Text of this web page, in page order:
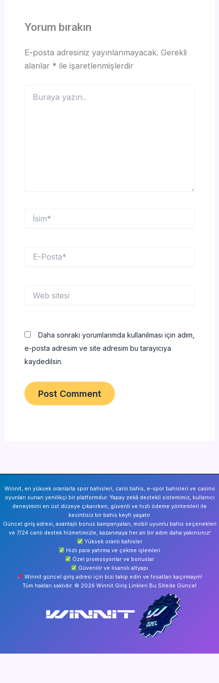
Yorum bırakın
E-posta adresiniz yayınlanmayacak. Gerekli
alanlar * ile işaretlenmişlerdir
yazın..
İsim*
Posta*
sitesi
Daha sonraki yorumlarımda kullanılması için adım,
e-posta adresim ve site adresim bu tarayıcıya
kaydedilsin.
Winnit, en yüksek oranlarla spor bahisleri, canlı bahis, e-spor bahisleri ve casino
oyunları sunan yenilikçi bir platformdur. Yapay zekâ destekli sistemimiz, kullanıcı
deneyimini en üst düzeye çıkarırken, güvenli ve hızlı ödeme yöntemleri ile
kesintisiz bir bahis keyfi yaşatır.
Güncel giriş adresi, avantajlı bonus kampanyaları, mobil uyumlu bahis seçenekleri
ve 7/24 canlı destek hizmetimizle, kazanmaya her an bir adım daha yakınsınız!
Yüksek oranlı bahisler
Hızlı para yatırma ve çekme işlemleri
Özel promosyonlar ve bonuslar
Güvenilir ve lisanslı altyapı
Winnit güncel giriş adresi için bizi takip edin ve fırsatları kaçırmayın!
Tüm hakları saklıdır. © 2026 Winnit Giriş Linkleri Bu Sitede Güncel